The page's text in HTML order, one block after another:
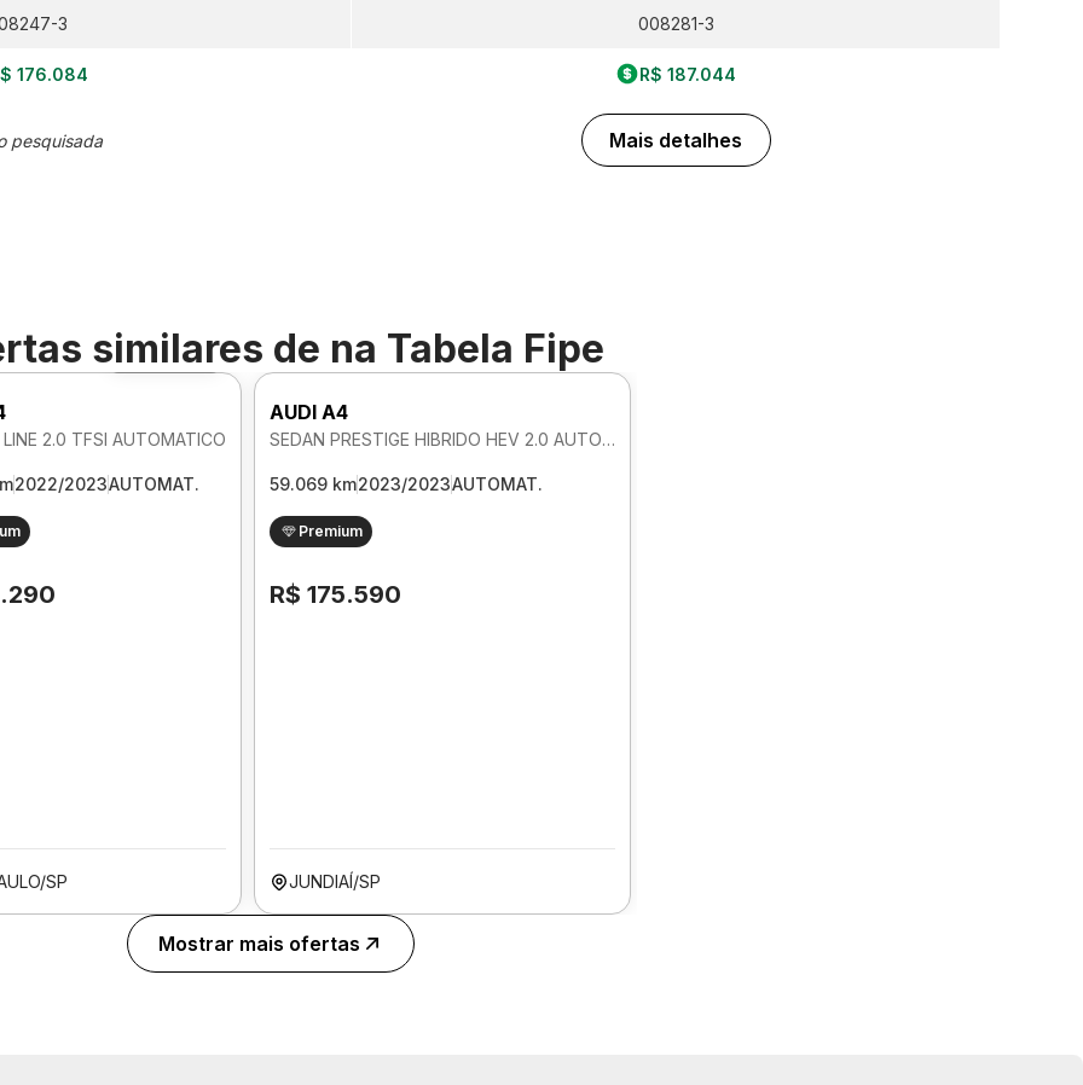
3
176.084
pesquisada
008281-3
R$ 187.044
Mais detalhes
similares de na Tabela Fipe
Foto 360º
2.0 TFSI AUTOMATICO
2022/2023AUTOMAT.
SP
AUDI A4
SEDAN PRESTIGE HIBRIDO HEV 2.0 AUTOMATICO
59.069 km2023/2023AUTOMAT.
Premium
R$ 175.590
JUNDIAÍ/SP
Mostrar mais ofertas